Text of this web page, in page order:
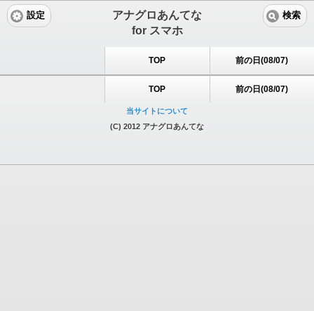
アナグロあんてな
for スマホ
設定 検索
TOP 前の日(08/07)
TOP 前の日(08/07)
当サイトについて
(C) 2012 アナグロあんてな